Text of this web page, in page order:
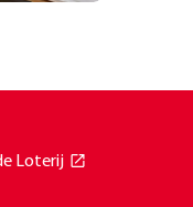
Loterij